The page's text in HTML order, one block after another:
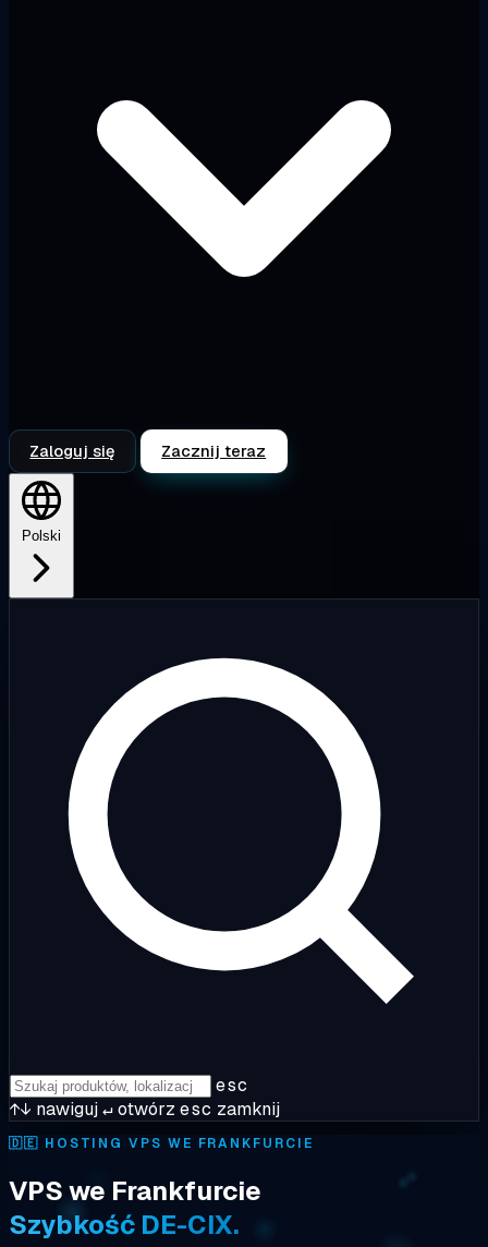
Zaloguj się Zacznij teraz
Polski
esc
↑↓ nawiguj↵otwórz esc zamknij
🇩🇪 HOSTING VPS WE FRANKFURCIE
VPS we Frankfurcie
Szybkość DE-CIX.